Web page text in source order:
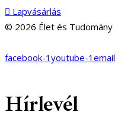
Lapvásárlás
© 2026 Élet és Tudomány
facebook-1 youtube-1 email
Hírlevél